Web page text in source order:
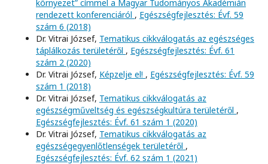
környezet” címmel a Magyar Tudományos Akadémián
rendezett konferenciáról , Egészségfejlesztés: Évf. 59
szám 6 (2018)
Dr. Vitrai József, Tematikus cikkválogatás az egészséges
táplálkozás területéről , Egészségfejlesztés: Évf. 61
szám 2 (2020)
Dr. Vitrai József, Képzelje el! , Egészségfejlesztés: Évf. 59
szám 1 (2018)
Dr. Vitrai József, Tematikus cikkválogatás az
egészségműveltség és egészségkultúra területéről ,
Egészségfejlesztés: Évf. 61 szám 1 (2020)
Dr. Vitrai József, Tematikus cikkválogatás az
egészségegyenlőtlenségek területéről ,
Egészségfejlesztés: Évf. 62 szám 1 (2021)